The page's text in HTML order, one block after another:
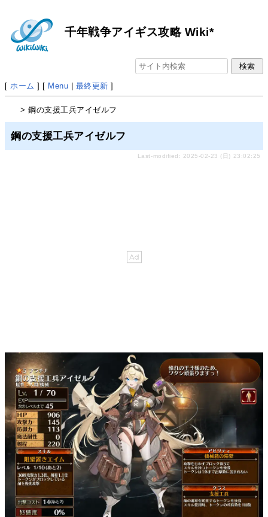
千年戦争アイギス攻略 Wiki*
[ ホーム ] [ Menu | 最終更新 ]
> 鋼の支援工兵アイゼルフ
鋼の支援工兵アイゼルフ
Last-modified: 2025-02-23 (日) 23:02:25